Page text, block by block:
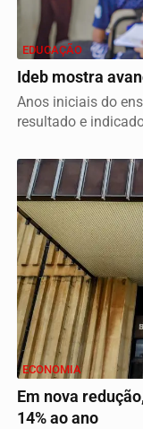
EDUCAÇÃO
Ideb mostra
Anos iniciais do
resultado e
ECONOMIA
Em nova
14% ao ano